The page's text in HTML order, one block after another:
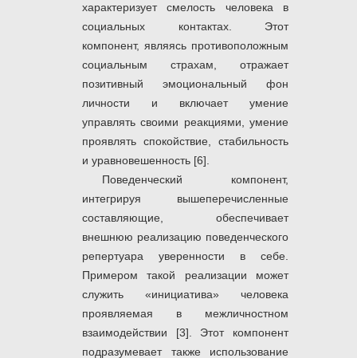
характеризует смелость человека в
социальных контактах. Этот
компонент, являясь противоположным
социальным страхам, отражает
позитивный эмоциональный фон
личности и включает умение
управлять своими реакциями, умение
проявлять спокойствие, стабильность
и уравновешенность [6].
Поведенческий компонент,
интегрируя вышеперечисленные
составляющие, обеспечивает
внешнюю реализацию поведенческого
репертуара уверенности в себе.
Примером такой реализации может
служить «инициатива» человека
проявляемая в межличностном
взаимодействии [3]. Этот компонент
подразумевает также использование